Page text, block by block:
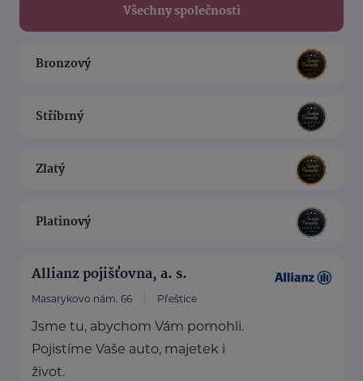
Všechny společnosti
Bronzový
Stříbrný
Zlatý
Platinový
Allianz pojišťovna, a. s.
Masarykovo nám. 66 Přeštice
Jsme tu, abychom Vám pomohli.
Pojistíme Vaše auto, majetek i
život.